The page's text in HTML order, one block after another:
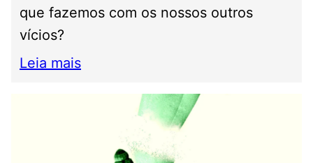
que fazemos com os nossos outros
vícios?
Leia mais